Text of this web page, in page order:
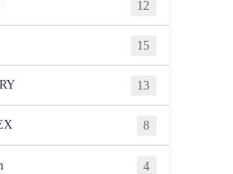
12
15
13
8
4